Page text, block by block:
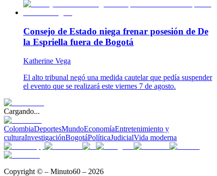
Consejo de Estado niega frenar posesión de De
la Espriella fuera de Bogotá
Katherine Vega
El alto tribunal negó una medida cautelar que pedía suspender
el evento que se realizará este viernes 7 de agosto.
Cargando...
ColombiaDeportesMundoEconomíaEntretenimiento y
culturaInvestigaciónBogotáPolíticaJudicialVida moderna
Copyright © – Minuto60 – 2026